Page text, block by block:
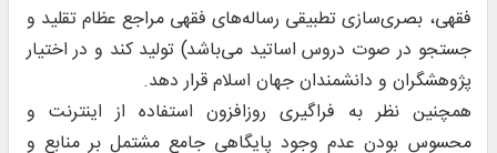
فقهی، بصری‌سازی تطبیقی رساله‌های فقهی مراجع عظام تقلید و
جستجو در صوت دروس اساتید می‌باشد) تولید کند و در اختیار
پژوهشگران و دانشمندان جهان اسلام قرار دهد.
همچنین نظر به فراگیری روز‌افزون استفاده از اینترنت و
محسوس بودن عدم وجود پایگاهی جامع مشتمل بر منابع و